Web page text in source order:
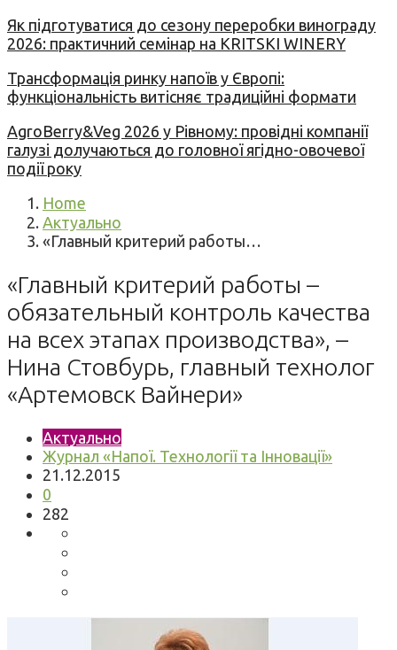
Як підготуватися до сезону переробки винограду
2026: практичний семінар на KRITSKI WINERY
Трансформація ринку напоїв у Європі:
функціональність витісняє традиційні формати
AgroBerry&Veg 2026 у Рівному: провідні компанії
галузі долучаються до головної ягідно-овочевої
події року
Home
Актуально
«Главный критерий работы…
«Главный критерий работы –
обязательный контроль качества
на всех этапах производства», –
Нина Стовбурь, главный технолог
«Артемовск Вайнери»
Актуально
Журнал «Напої. Технології та Інновації»
21.12.2015
0
282